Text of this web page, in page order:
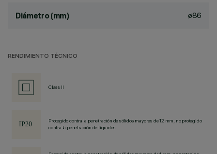
Diámetro (mm) ø86
RENDIMIENTO TÉCNICO
Class II
Protegido contra la penetración de sólidos mayores de 12 mm, no protegido
contra la penetración de líquidos.